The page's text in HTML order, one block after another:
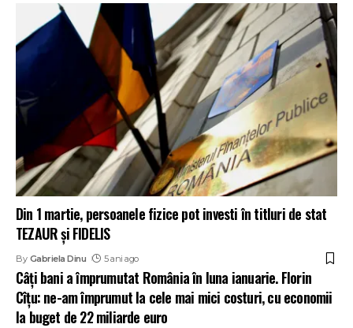
Din 1 martie, persoanele fizice pot investi în titluri de stat
TEZAUR și FIDELIS
By Gabriela Dinu 5 ani ago
Câți bani a împrumutat România în luna ianuarie. Florin
Cîțu: ne-am împrumut la cele mai mici costuri, cu economii
la buget de 22 miliarde euro